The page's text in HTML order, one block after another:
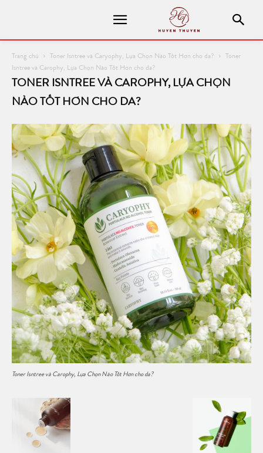
Trang chủ Toner Isntree và Caryophy, Lựa Chọn Nào Tốt Hơn cho da?
Toner
Isntree và Carophy, Lựa Chọn Nào Tốt Hơn cho da?
TONER ISNTREE VÀ CAROPHY, LỰA CHỌN
NÀO TỐT HƠN CHO DA?
Toner Isntree và Carophy, Lựa Chọn Nào Tốt Hơn cho da?